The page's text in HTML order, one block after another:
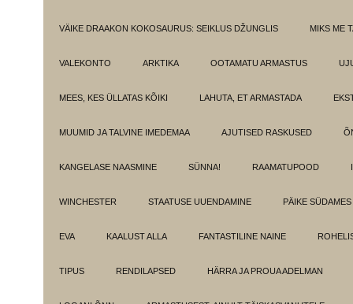
VÄIKE DRAAKON KOKOSAURUS: SEIKLUS DŽUNGLIS MIKS ME
VALEKONTO ARKTIKA OOTAMATU ARMASTUS
MEES, KES ÜLLATAS KÕIKI LAHUTA, ET ARMASTADA
MUUMID JA TALVINE IMEDEMAA AJUTISED RASKUSED
KANGELASE NAASMINE SÜNNA! RAAMATUPOOD
WINCHESTER STAATUSE UUENDAMINE PÄIKE SÜDAMES
EVA KAALUST ALLA FANTASTILINE NAINE
TIPUS RENDILAPSED HÄRRA JA PROUA ADELMAN